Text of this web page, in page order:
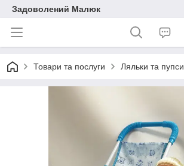
Задоволений Малюк
Товари та послуги Ляльки та пупси